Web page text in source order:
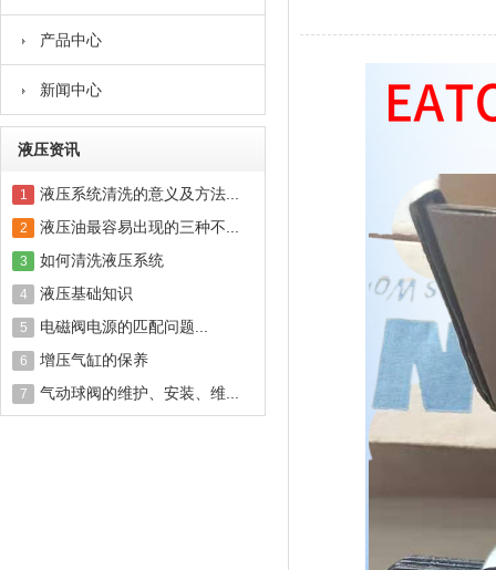
产品中心
新闻中心
液压资讯
1 液压系统清洗的意义及方法...
2 液压油最容易出现的三种不...
3 如何清洗液压系统
4 液压基础知识
5 电磁阀电源的匹配问题...
6 增压气缸的保养
7 气动球阀的维护、安装、维...